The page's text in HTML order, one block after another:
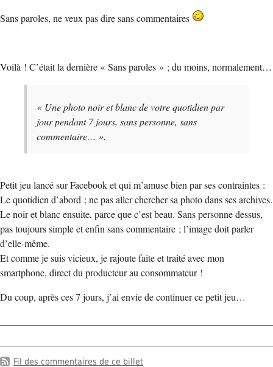
Sans paroles, ne veux pas dire sans commentaires
Voilà ! C’était la dernière « Sans paroles » ; du moins, normalement…
« Une photo noir et blanc de votre quotidien par
jour pendant 7 jours, sans personne, sans
commentaire… ».
Petit jeu lancé sur Facebook et qui m’amuse bien par ses contraintes :
Le quotidien d’abord ; ne pas aller chercher sa photo dans ses archives.
Le noir et blanc ensuite, parce que c’est beau. Sans personne dessus,
pas toujours simple et enfin sans commentaire ; l’image doit parler
d’elle-même.
Et comme je suis vicieux, je rajoute faite et traité avec mon
smartphone, direct du producteur au consommateur !
Du coup, après ces 7 jours, j’ai envie de continuer ce petit jeu…
Fil des commentaires de ce billet